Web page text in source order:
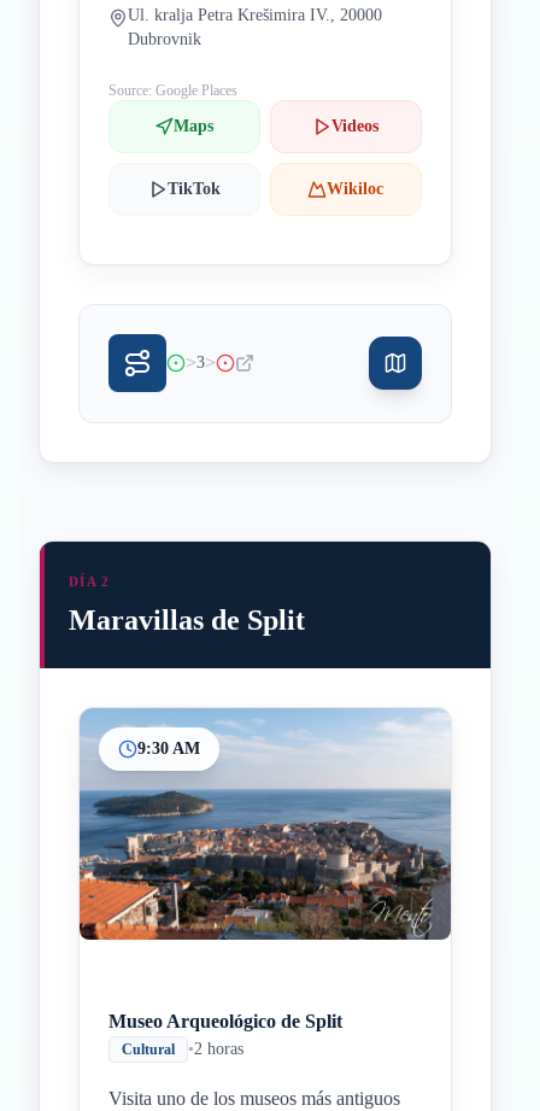
Ul. kralja Petra Krešimira IV., 20000
Dubrovnik
Source: Google Places
Maps Videos
TikTok Wikiloc
>3>
InicioParadas intermedias
Final
DÍA 2
Maravillas de Split
9:30 AM
Museo Arqueológico de Split
Cultural •2 horas
Visita uno de los museos más antiguos